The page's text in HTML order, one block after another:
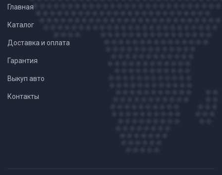
Главная
Каталог
Доставка и оплата
Гарантия
Выкуп авто
Контакты